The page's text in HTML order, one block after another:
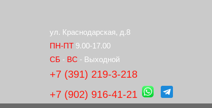
ул. Краснодарская, д.8
ПН-ПТ 9.00-17.00
СБ - ВС - Выходной
+7 (391) 219-3-218
+7 (902) 916-41-21